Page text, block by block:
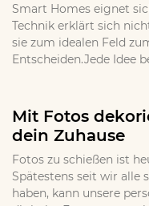
Smart Homes eignet
Technik erklärt sich
sie zum idealen Feld
Entscheiden.Jede Idee
Mit Fotos
dein Zuhause
Fotos zu schießen ist
Spätestens seit wir alle
haben, kann unsere